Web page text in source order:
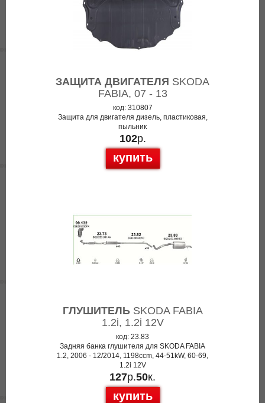
ЗАЩИТА ДВИГАТЕЛЯ SKODA
FABIA, 07 - 13
код: 310807
Защита для двигателя дизель, пластиковая,
пыльник
102р.
купить
ГЛУШИТЕЛЬSKODA FABIA
1.2i, 1.2i 12V
код: 23.83
Задняя банка глушителя для SKODA FABIA
1.2, 2006 - 12/2014, 1198ccm, 44-51kW, 60-69,
1.2i 12V
127р.50к.
купить